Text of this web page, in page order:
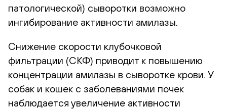
патологической) сыворотки возможно
ингибирование активности амилазы.
Снижение скорости клубочковой
фильтрации (СКФ) приводит к повышению
концентрации амилазы в сыворотке крови. У
собак и кошек с заболеваниями почек
наблюдается увеличение активности